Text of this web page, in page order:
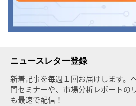
ニュースレター登録
新着記事を毎週１回お届けします。
門セミナーや、市場分析レポートの
も最速で配信！